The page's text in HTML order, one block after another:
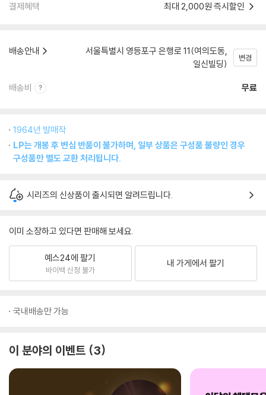
결제혜택 최대 2,000원 즉시할인
배송안내
서울특별시 영등포구 은행로 11(여의도동,
일신빌딩)
변경
배송비 무료
1964년 발매작
LP는 개봉 후 변심 반품이 불가하며, 일부 상품은 구성품 불량인 경우
구성품만 별도 교환 처리됩니다.
시리즈의 신상품이 출시되면 알려드립니다.
이미 소장하고 있다면 판매해 보세요.
예스24에 팔기
바이백 신청 불가
내 가게에서 팔기
국내배송만 가능
이 분야의 이벤트 3